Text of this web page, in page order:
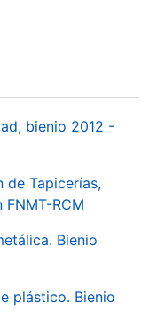
bienio 2012 -
de Tapicerías,
RCM
Bienio
plástico. Bienio